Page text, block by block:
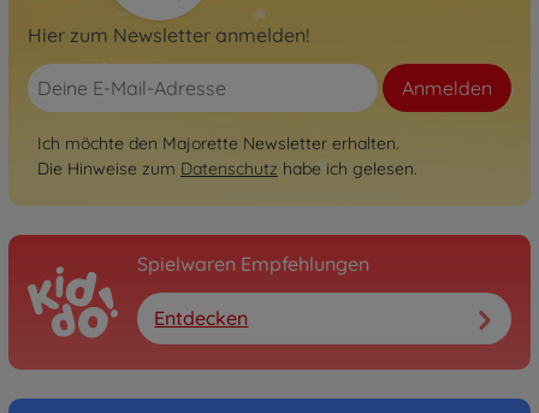
Hier zum Newsletter anmelden!
Anmelden
Ich möchte den Majorette Newsletter erhalten.
Die Hinweise zum Datenschutz habe ich gelesen.
Spielwaren Empfehlungen
Entdecken